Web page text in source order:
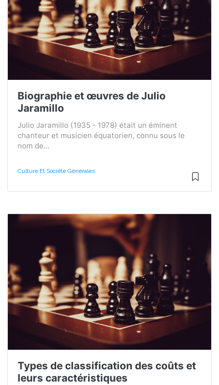
Biographie et œuvres de Julio
Jaramillo
Julio Jaramillo (1935 - 1978) était un éminent
chanteur et musicien équatorien, connu sous le
nom de...
Culture Et Société Générales
Types de classification des coûts et
leurs caractéristiques